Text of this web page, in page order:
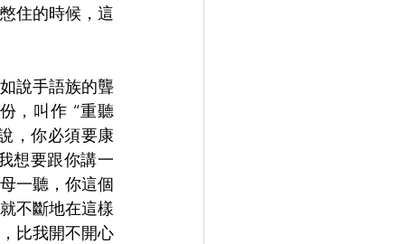
住的時候，這
說手語族的聾
，叫作 “重聽
，你必須要康
想要跟你講一
一聽，你這個
不斷地在這樣
比我開不開心